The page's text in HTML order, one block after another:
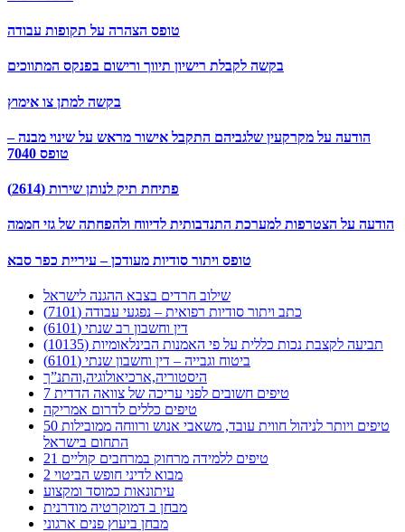
טופס הצהרה על תקופות עבודה
בקשה לקבלת רישיון תיווך ורישום בפנקס המתווכים
בקשה למתן צו אימוץ
הודעה על מקרקעין שלגביהם התקבל אישור מראש על שינוי מבנה –
טופס 7040
פתיחת תיק לנותן שירות (2614)
הודעה על הצטרפות למערכת התנדבותית לדיווח ולהפחתה של גזי חממה
טופס ויתור סודיות מעודכן – עיריית כפר סבא
שילוב חרדים בצבא ההגנה לישראל
כתב ויתור סודיות רפואית – נפגעי עבודה (7101)
דין וחשבון רב שנתי (6101)
תביעה לקצבת נכות כללית על פי האמנות הבינלאומיות (10135)
ביטוח וגבייה – דין וחשבון שנתי (6101)
היסטוריה,ארכיאולוגיה,והתנ”ך
7 טיפים חשובים לפני עריכה של צוואה הדדית
טיפים כללים לדרום אמריקה
50 טיפים ויותר לניהול חווית עובד, משאבי אנוש ורווחה ממובילות
התחום בישראל
21 טיפים ללמידה מרחוק במרחבים קוליים
מבוא לדיני חופש הביטוי 2
עיתונאות כמוסד ומקצוע
מבחן ב דמוקרטיה מודרנית
מבחן ביעוץ פנים ארגוני